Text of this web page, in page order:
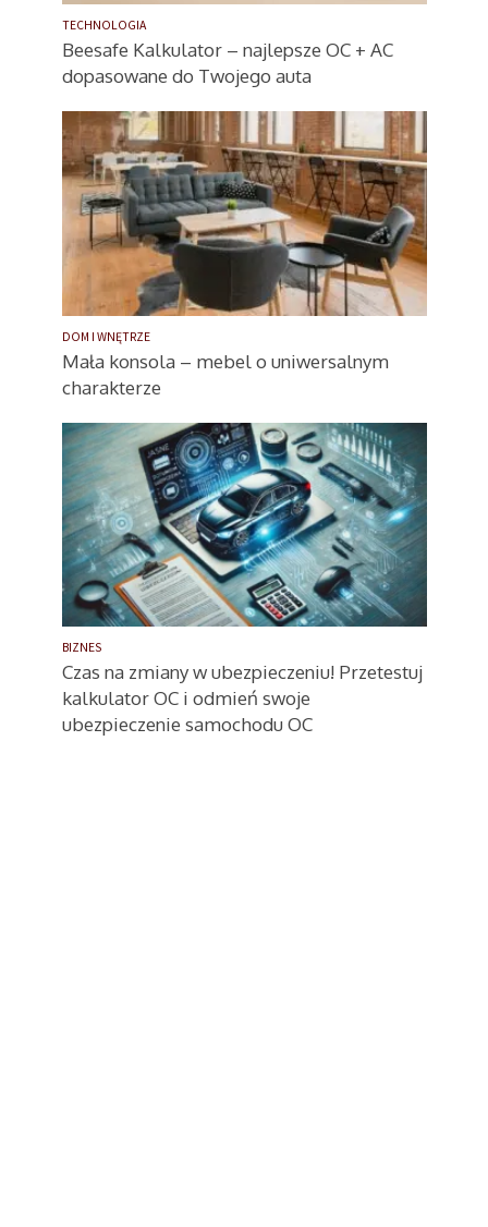
TECHNOLOGIA
Beesafe Kalkulator – najlepsze OC + AC
dopasowane do Twojego auta
DOM I WNĘTRZE
Mała konsola – mebel o uniwersalnym
charakterze
BIZNES
Czas na zmiany w ubezpieczeniu! Przetestuj
kalkulator OC i odmień swoje
ubezpieczenie samochodu OC